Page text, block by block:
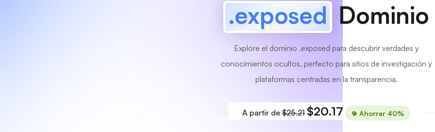
.exposed Dominio
Explore el dominio .exposed para descubrir verdades y
conocimientos ocultos, perfecto para sitios de investigación y
plataformas centradas en la transparencia.
A partir de $25.21 $20.17 Ahorrar 40%